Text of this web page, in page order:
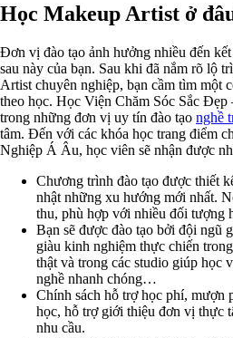
Học Makeup Artist ở
Đơn vị đào tạo ảnh hưởng nhiều đến
sau này của bạn. Sau khi đã nắm rõ lộ
Artist chuyên nghiệp, bạn cầm tìm một
theo học. Học Viện Chăm Sóc Sắc
trong những đơn vị uy tín đào tạo nghề
tâm. Đến với các khóa học trang điểm
Nghiệp Á Âu, học viên sẽ nhận được
Chương trình đào tạo được thiết
nhật những xu hướng mới nhất.
thu, phù hợp với nhiều đối tượng
Bạn sẽ được đào tạo bởi đội ngũ
giàu kinh nghiệm thực chiến
thật và trong các studio giúp học
nghề nhanh chóng…
Chính sách hỗ trợ học phí, mượn
học, hỗ trợ giới thiệu đơn vị thực
nhu cầu.